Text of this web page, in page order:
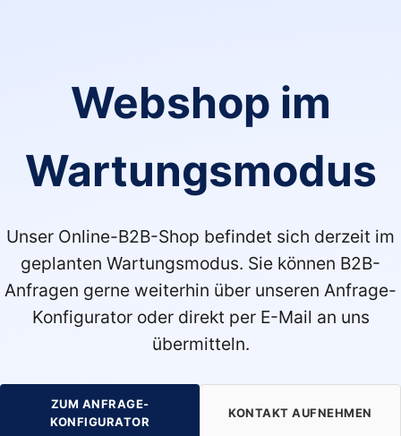
Webshop im
Wartungsmodus
Unser Online-B2B-Shop befindet sich derzeit im
geplanten Wartungsmodus. Sie können B2B-
Anfragen gerne weiterhin über unseren Anfrage-
Konfigurator oder direkt per E-Mail an uns
übermitteln.
ZUM ANFRAGE-
KONFIGURATOR
KONTAKT AUFNEHMEN